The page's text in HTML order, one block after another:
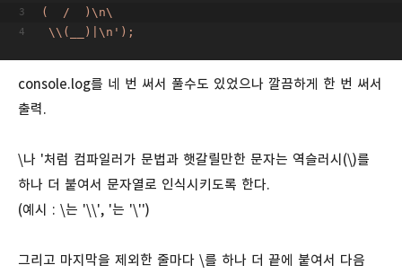
(  /  )\n\
\\(__)|\n');
console.log를 네 번 써서 풀수도 있었으나 깔끔하게 한 번 써서
출력.
\나 '처럼 컴파일러가 문법과 햇갈릴만한 문자는 역슬러시(\)를
하나 더 붙여서 문자열로 인식시키도록 한다.
(예시 : \는 '\\', '는 '\'')
그리고 마지막을 제외한 줄마다 \를 하나 더 끝에 붙여서 다음